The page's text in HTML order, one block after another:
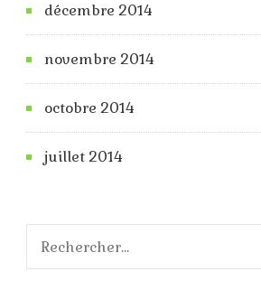
décembre 2014
novembre 2014
octobre 2014
juillet 2014
Rechercher :